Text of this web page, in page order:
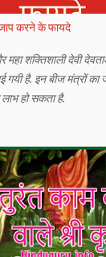
करने के फायदे
शक्तिशाली देवी
गयी है. इन बीज मंत्रों
हो सकता है.